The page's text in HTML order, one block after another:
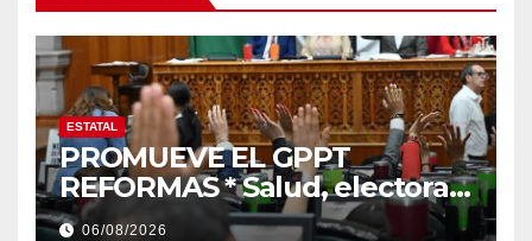
ESTATAL
PROMUEVE EL GPPT
REFORMAS * Salud, electoral
y justicia, de las principales
06/08/2026